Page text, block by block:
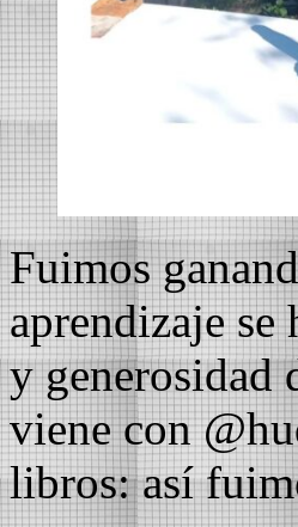
Fuimos
aprendizaje se
y generosidad
viene con
libros: así